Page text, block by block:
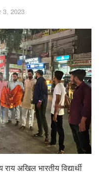
3, 2023
अखिल भारतीय विद्यार्थी